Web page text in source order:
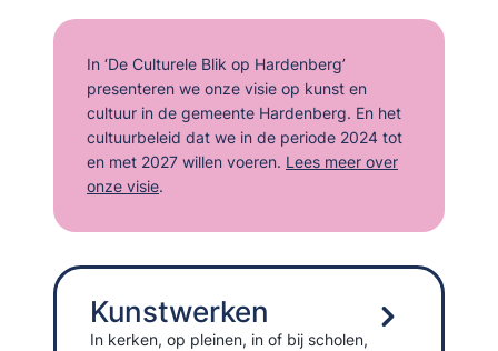
In ‘De Culturele Blik op Hardenberg’
presenteren we onze visie op kunst en
cultuur in de gemeente Hardenberg. En het
cultuurbeleid dat we in de periode 2024 tot
en met 2027 willen voeren. Lees meer over
onze visie.
Kunstwerken
In kerken, op pleinen, in of bij scholen,